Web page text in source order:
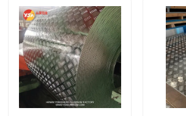
anticorrosión a
prueba de óxido para
uso estructural en
rampas y cajas de
herramientas
exteriores
piso